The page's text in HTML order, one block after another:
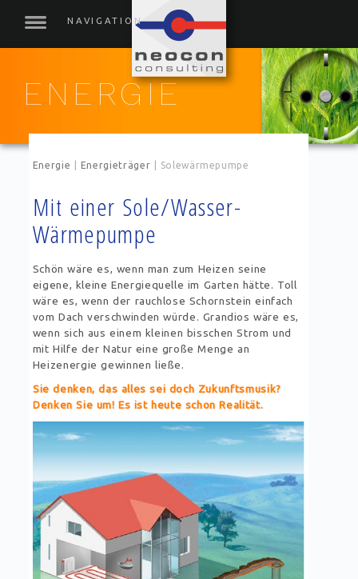
ENERGIE
Energie Energieträger Solewärmepumpe
Mit einer Sole/Wasser-
Wärmepumpe
Schön wäre es, wenn man zum Heizen seine
eigene, kleine Energiequelle im Garten hätte. Toll
wäre es, wenn der rauchlose Schornstein einfach
vom Dach verschwinden würde. Grandios wäre es,
wenn sich aus einem kleinen bisschen Strom und
mit Hilfe der Natur eine große Menge an
Heizenergie gewinnen ließe.
Sie denken, das alles sei doch Zukunftsmusik?
Denken Sie um! Es ist heute schon Realität.